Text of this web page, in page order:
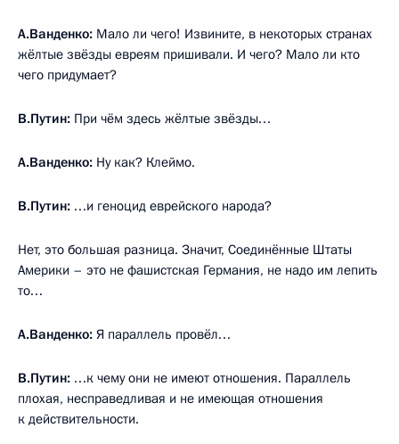
А.Ванденко: Мало ли чего! Извините, в некоторых странах
жёлтые звёзды евреям пришивали. И чего? Мало ли кто
чего придумает?
В.Путин: При чём здесь жёлтые звёзды…
А.Ванденко: Ну как? Клеймо.
В.Путин: …и геноцид еврейского народа?
Нет, это большая разница. Значит, Соединённые Штаты
Америки – это не фашистская Германия, не надо им лепить
то…
А.Ванденко: Я параллель провёл…
В.Путин: …к чему они не имеют отношения. Параллель
плохая, несправедливая и не имеющая отношения
к действительности.